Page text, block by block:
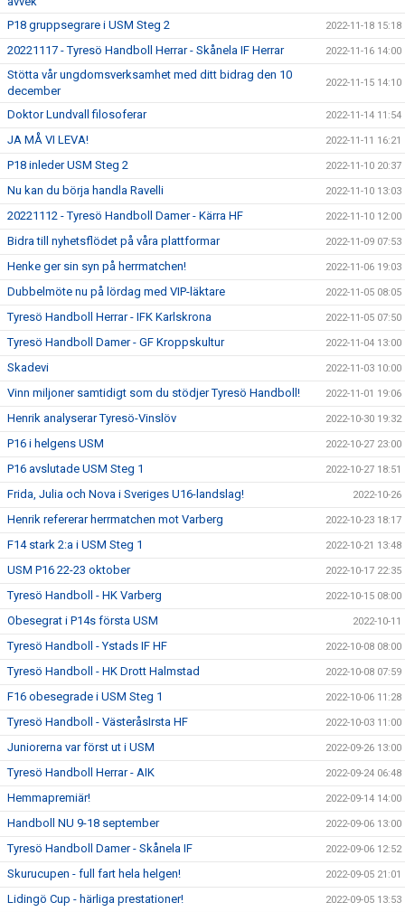
P18 gruppsegrare i USM Steg 2 2022-11-18 15:18
20221117 - Tyresö Handboll Herrar - Skånela IF Herrar 2022-11-16 14:00
Stötta vår ungdomsverksamhet med ditt bidrag den 10
december
2022-11-15 14:10
Doktor Lundvall filosoferar 2022-11-14 11:54
JA MÅ VI LEVA! 2022-11-11 16:21
P18 inleder USM Steg 2 2022-11-10 20:37
Nu kan du börja handla Ravelli 2022-11-10 13:03
20221112 - Tyresö Handboll Damer - Kärra HF 2022-11-10 12:00
Bidra till nyhetsflödet på våra plattformar 2022-11-09 07:53
Henke ger sin syn på herrmatchen! 2022-11-06 19:03
Dubbelmöte nu på lördag med VIP-läktare 2022-11-05 08:05
Tyresö Handboll Herrar - IFK Karlskrona 2022-11-05 07:50
Tyresö Handboll Damer - GF Kroppskultur 2022-11-04 13:00
Skadevi 2022-11-03 10:00
Vinn miljoner samtidigt som du stödjer Tyresö Handboll! 2022-11-01 19:06
Henrik analyserar Tyresö-Vinslöv 2022-10-30 19:32
P16 i helgens USM 2022-10-27 23:00
P16 avslutade USM Steg 1 2022-10-27 18:51
Frida, Julia och Nova i Sveriges U16-landslag! 2022-10-26
Henrik refererar herrmatchen mot Varberg 2022-10-23 18:17
F14 stark 2:a i USM Steg 1 2022-10-21 13:48
USM P16 22-23 oktober 2022-10-17 22:35
Tyresö Handboll - HK Varberg 2022-10-15 08:00
Obesegrat i P14s första USM 2022-10-11
Tyresö Handboll - Ystads IF HF 2022-10-08 08:00
Tyresö Handboll - HK Drott Halmstad 2022-10-08 07:59
F16 obesegrade i USM Steg 1 2022-10-06 11:28
Tyresö Handboll - VästeråsIrsta HF 2022-10-03 11:00
Juniorerna var först ut i USM 2022-09-26 13:00
Tyresö Handboll Herrar - AIK 2022-09-24 06:48
Hemmapremiär! 2022-09-14 14:00
Handboll NU 9-18 september 2022-09-06 13:00
Tyresö Handboll Damer - Skånela IF 2022-09-06 12:52
Skurucupen - full fart hela helgen! 2022-09-05 21:01
Lidingö Cup - härliga prestationer! 2022-09-05 13:53